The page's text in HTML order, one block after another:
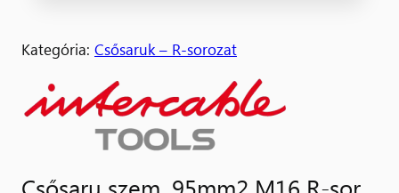
Kategória: Csősaruk – R-sorozat